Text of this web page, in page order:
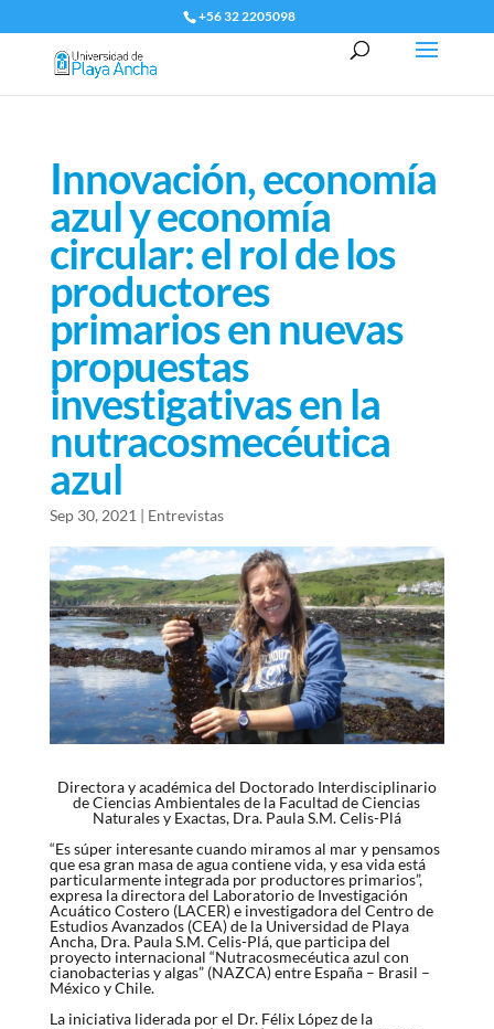
+56 32 2205098
Innovación, economía
azul y economía
circular: el rol de los
productores
primarios en nuevas
propuestas
investigativas en la
nutracosmecéutica
azul
Sep 30, 2021 | Entrevistas
Directora y académica del Doctorado Interdisciplinario
de Ciencias Ambientales de la Facultad de Ciencias
Naturales y Exactas, Dra. Paula S.M. Celis-Plá
“Es súper interesante cuando miramos al mar y pensamos
que esa gran masa de agua contiene vida, y esa vida está
particularmente integrada por productores primarios”,
expresa la directora del Laboratorio de Investigación
Acuático Costero (LACER) e investigadora del Centro de
Estudios Avanzados (CEA) de la Universidad de Playa
Ancha, Dra. Paula S.M. Celis-Plá, que participa del
proyecto internacional “Nutracosmecéutica azul con
cianobacterias y algas” (NAZCA) entre España – Brasil –
México y Chile.
La iniciativa liderada por el Dr. Félix López de la